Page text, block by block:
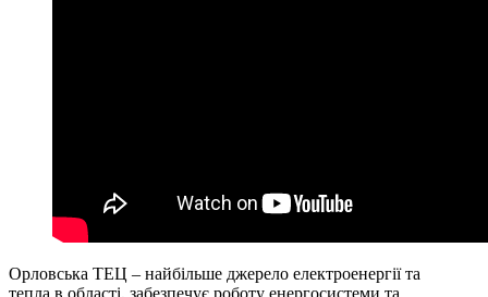
Орловська ТЕЦ – найбільше джерело електроенергії та